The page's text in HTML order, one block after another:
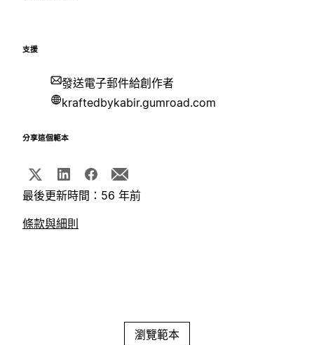
支援
發送電子郵件給創作者
kraftedbykabir.gumroad.com
分享這個範本
最後更新時間：56 年前
條款與細則
瀏覽範本